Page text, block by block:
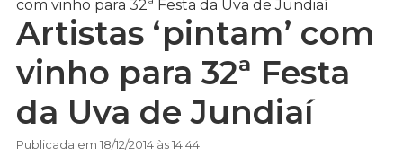
com vinho para 32ª Festa da Uva de Jundiaí
Artistas ‘pintam’ com
vinho para 32ª Festa
da Uva de Jundiaí
Publicada em 18/12/2014 às 14:44